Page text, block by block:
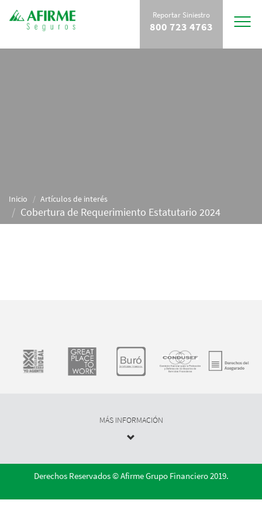
Toggle
Reportar Siniestro
800 723 4763
Inicio Artículos de interés
Cobertura de Requerimiento Estatutario 2024
MÁS INFORMACIÓN
Derechos Reservados © Afirme Grupo Financiero 2019.